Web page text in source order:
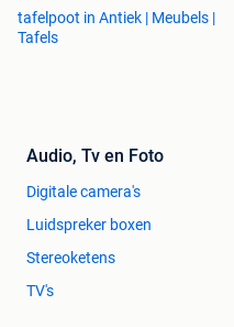
tafelpoot in Antiek | Meubels |
Tafels
Audio, Tv en Foto
Digitale camera's
Luidspreker boxen
Stereoketens
TV's